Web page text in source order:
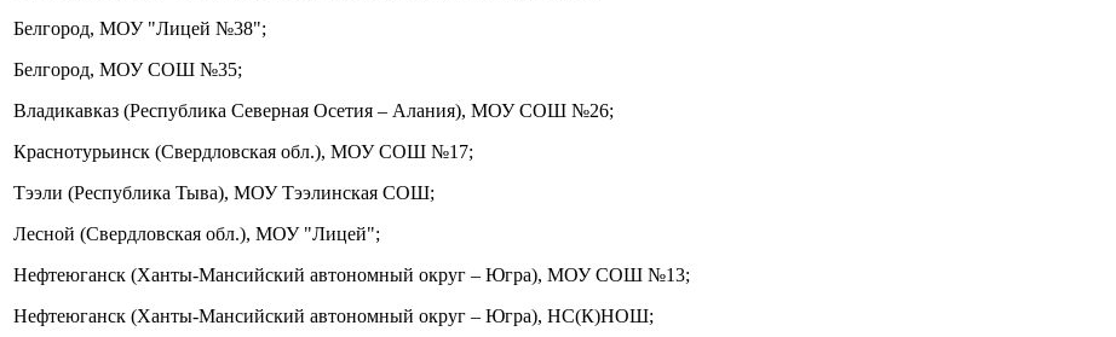
Белгород, МОУ "Лицей №38";
Белгород, МОУ СОШ №35;
Владикавказ (Республика Северная Осетия – Алания), МОУ СОШ №26;
Краснотурьинск (Свердловская обл.), МОУ СОШ №17;
Тээли (Республика Тыва), МОУ Тээлинская СОШ;
Лесной (Свердловская обл.), МОУ "Лицей";
Нефтеюганск (Ханты-Мансийский автономный округ – Югра), МОУ СОШ №13;
Нефтеюганск (Ханты-Мансийский автономный округ – Югра), НС(К)НОШ;